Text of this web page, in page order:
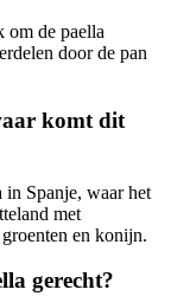
om de paella
door de pan
komt dit
Spanje, waar het
met
en konijn.
gerecht?